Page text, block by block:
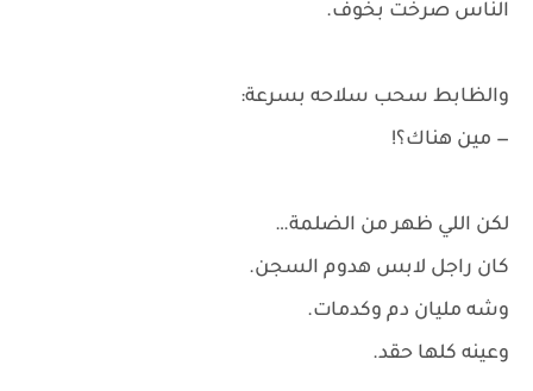
الناس صرخت بخوف.
والظابط سحب سلاحه بسرعة:
— مين هناك؟!
لكن اللي ظهر من الضلمة…
كان راجل لابس هدوم السجن.
وشه مليان دم وكدمات.
وعينه كلها حقد.